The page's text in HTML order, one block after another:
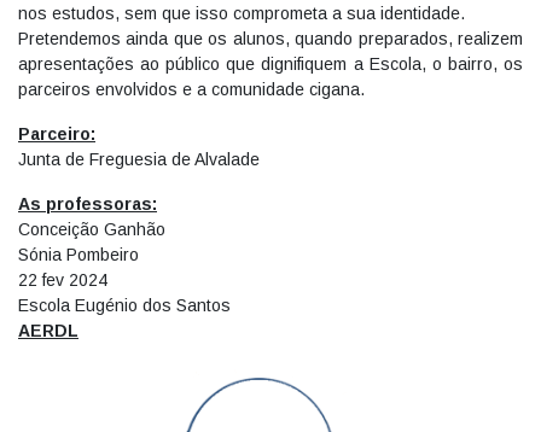
nos estudos, sem que isso comprometa a sua identidade.
Pretendemos ainda que os alunos, quando preparados, realizem
apresentações ao público que dignifiquem a Escola, o bairro, os
parceiros envolvidos e a comunidade cigana.
Parceiro:
Junta de Freguesia de Alvalade
As professoras:
Conceição Ganhão
Sónia Pombeiro
22 fev 2024
Escola Eugénio dos Santos
AERDL